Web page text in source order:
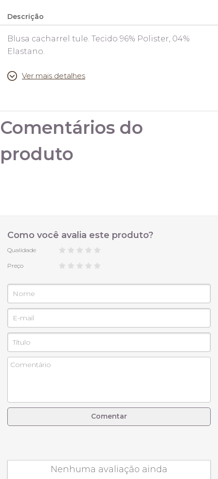
Descrição
Blusa cacharrel tule. Tecido 96% Polister, 04%
Elastano.
Tamanho único veste do 36 ao 42.
Ver mais detalhes
Comentários do
produto
Como você avalia este produto?
Qualidade
Preço
Comentar
Nenhuma avaliação ainda